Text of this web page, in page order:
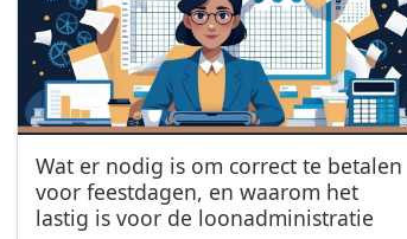
Wat er nodig is om correct te betalen
voor feestdagen, en waarom het
lastig is voor de loonadministratie